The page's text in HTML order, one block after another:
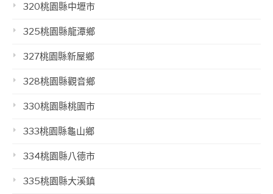
320桃園縣中壢市
325桃園縣龍潭鄉
327桃園縣新屋鄉
328桃園縣觀音鄉
330桃園縣桃園市
333桃園縣龜山鄉
334桃園縣八德市
335桃園縣大溪鎮